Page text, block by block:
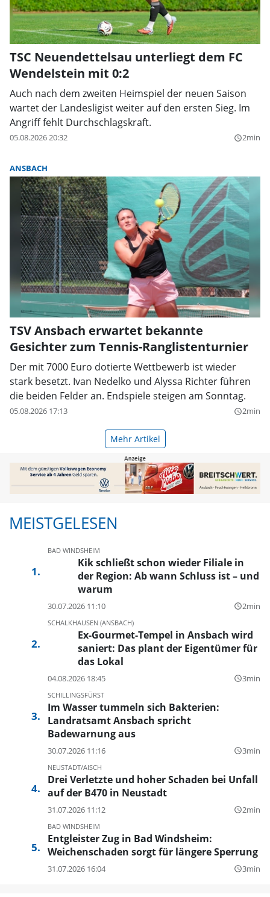
TSC Neuendettelsau unterliegt dem FC
Wendelstein mit 0:2
Auch nach dem zweiten Heimspiel der neuen Saison
wartet der Landesligist weiter auf den ersten Sieg. Im
Angriff fehlt Durchschlagskraft.
05.08.2026 20:32 query_builder2min
ANSBACH
TSV Ansbach erwartet bekannte
Gesichter zum Tennis-Ranglistenturnier
Der mit 7000 Euro dotierte Wettbewerb ist wieder
stark besetzt. Ivan Nedelko und Alyssa Richter führen
die beiden Felder an. Endspiele steigen am Sonntag.
05.08.2026 17:13 query_builder2min
Mehr Artikel
MEISTGELESEN
BAD WINDSHEIM
Kik schließt schon wieder Filiale in
der Region: Ab wann Schluss ist – und
warum
30.07.2026 11:10 query_builder2min
SCHALKHAUSEN (ANSBACH)
Ex-Gourmet-Tempel in Ansbach wird
saniert: Das plant der Eigentümer für
das Lokal
04.08.2026 18:45 query_builder3min
SCHILLINGSFÜRST
Im Wasser tummeln sich Bakterien:
Landratsamt Ansbach spricht
Badewarnung aus
30.07.2026 11:16 query_builder3min
NEUSTADT/AISCH
Drei Verletzte und hoher Schaden bei Unfall
auf der B470 in Neustadt
31.07.2026 11:12 query_builder2min
BAD WINDSHEIM
Entgleister Zug in Bad Windsheim:
Weichenschaden sorgt für längere Sperrung
31.07.2026 16:04 query_builder3min